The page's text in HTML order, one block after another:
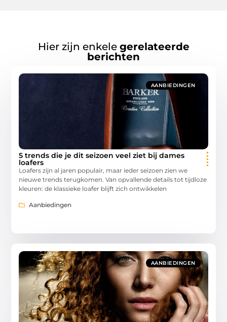
Hier zijn enkele gerelateerde
berichten
AANBIEDINGEN
5 trends die je dit seizoen veel ziet bij dames
loafers
Loafers zijn al jaren populair, maar ieder seizoen zien we
nieuwe trends terugkomen. Van opvallende details tot tijdloze
kleuren: de klassieke loafer blijft zich ontwikkelen
Aanbiedingen
AANBIEDINGEN